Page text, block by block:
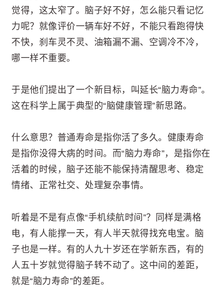
觉得，这太窄了。脑子好不好，怎么能只看记忆
力呢？就像评价一辆车好不好，不能只看跑得快
不快，刹车灵不灵、油箱漏不漏、空调冷不冷，
哪一样不重要。
于是他们提出了一个新目标，叫延长“脑力寿命”。
这在科学上属于典型的“脑健康管理”新思路。
什么意思？普通寿命是指你活了多久。健康寿命
是指你没得大病的时间。而“脑力寿命”，是指你在
活着的时候，脑子还能不能保持清醒思考、稳定
情绪、正常社交、处理复杂事情。
听着是不是有点像“手机续航时间”？同样是满格
电，有人能撑一天，有人半天就得找充电宝。脑
子也是一样。有的人九十岁还在学新东西，有的
人五十岁就觉得脑子转不动了。这中间的差距，
就是“脑力寿命”的差距。